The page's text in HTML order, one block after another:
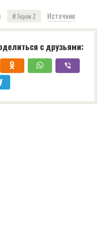
Герои Z Источник
с друзьями: